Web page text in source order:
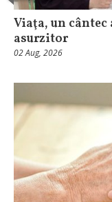
Viaţa, un
asurzitor
02 Aug, 2026